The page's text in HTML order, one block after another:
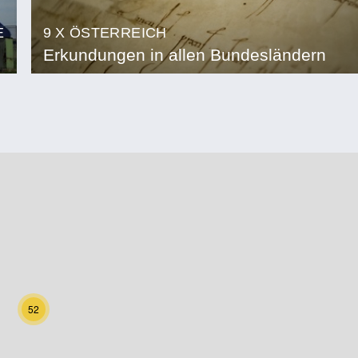
9 X ÖSTERREICH
Erkundungen in allen Bundesländern
52